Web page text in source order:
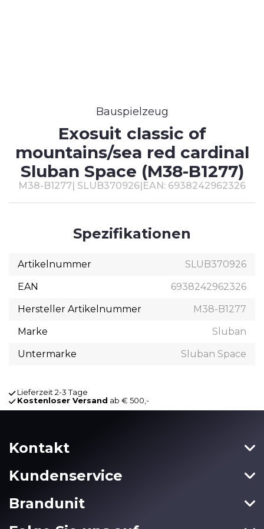
Bauspielzeug
Exosuit classic of
mountains/sea red cardinal
Sluban Space (M38-B1277)
M38-B1277| SLUB370926|EAN: 6938242962326
Spezifikationen
Artikelnummer
SLUB370926
EAN
6938242962326
Hersteller Artikelnummer
M38-B1277
Marke
Sluban
Untermarke
Sluban Space
Lieferzeit 2-3 Tage
Kostenloser Versand ab € 500,-
Kontakt
Kundenservice
Brandunit